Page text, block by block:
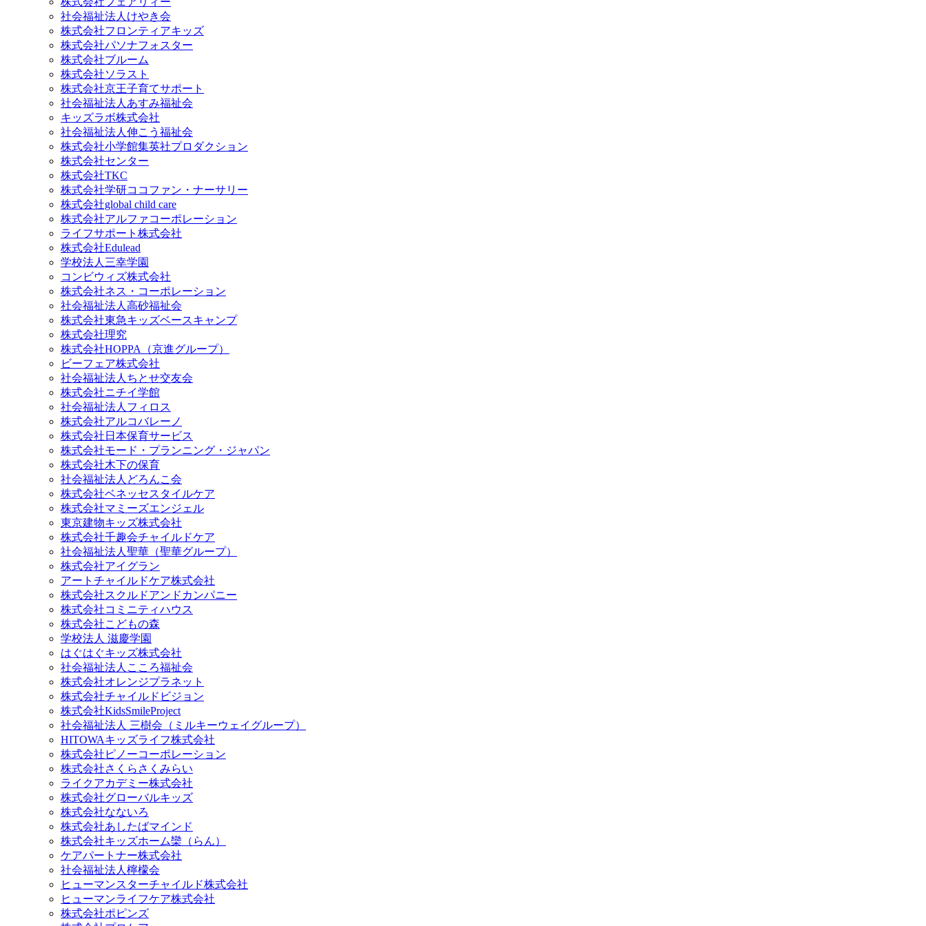
社会福祉法人けやき会
株式会社フロンティアキッズ
株式会社パソナフォスター
株式会社ブルーム
株式会社ソラスト
株式会社京王子育てサポート
社会福祉法人あすみ福祉会
キッズラボ株式会社
社会福祉法人伸こう福祉会
株式会社小学館集英社プロダクション
株式会社センター
株式会社TKC
株式会社学研ココファン・ナーサリー
株式会社global child care
株式会社アルファコーポレーション
ライフサポート株式会社
株式会社Edulead
学校法人三幸学園
コンビウィズ株式会社
株式会社ネス・コーポレーション
社会福祉法人高砂福祉会
株式会社東急キッズベースキャンプ
株式会社理究
株式会社HOPPA（京進グループ）
ビーフェア株式会社
社会福祉法人ちとせ交友会
株式会社ニチイ学館
社会福祉法人フィロス
株式会社アルコバレーノ
株式会社日本保育サービス
株式会社モード・プランニング・ジャパン
株式会社木下の保育
社会福祉法人どろんこ会
株式会社ベネッセスタイルケア
株式会社マミーズエンジェル
東京建物キッズ株式会社
株式会社千趣会チャイルドケア
社会福祉法人聖華（聖華グループ）
株式会社アイグラン
アートチャイルドケア株式会社
株式会社スクルドアンドカンパニー
株式会社コミニティハウス
株式会社こどもの森
学校法人 滋慶学園
はぐはぐキッズ株式会社
社会福祉法人こころ福祉会
株式会社オレンジプラネット
株式会社チャイルドビジョン
株式会社KidsSmileProject
社会福祉法人 三樹会（ミルキーウェイグループ）
HITOWAキッズライフ株式会社
株式会社ピノーコーポレーション
株式会社さくらさくみらい
ライクアカデミー株式会社
株式会社グローバルキッズ
株式会社なないろ
株式会社あしたばマインド
株式会社キッズホーム欒（らん）
ケアパートナー株式会社
社会福祉法人檸檬会
ヒューマンスターチャイルド株式会社
ヒューマンライフケア株式会社
株式会社ポピンズ